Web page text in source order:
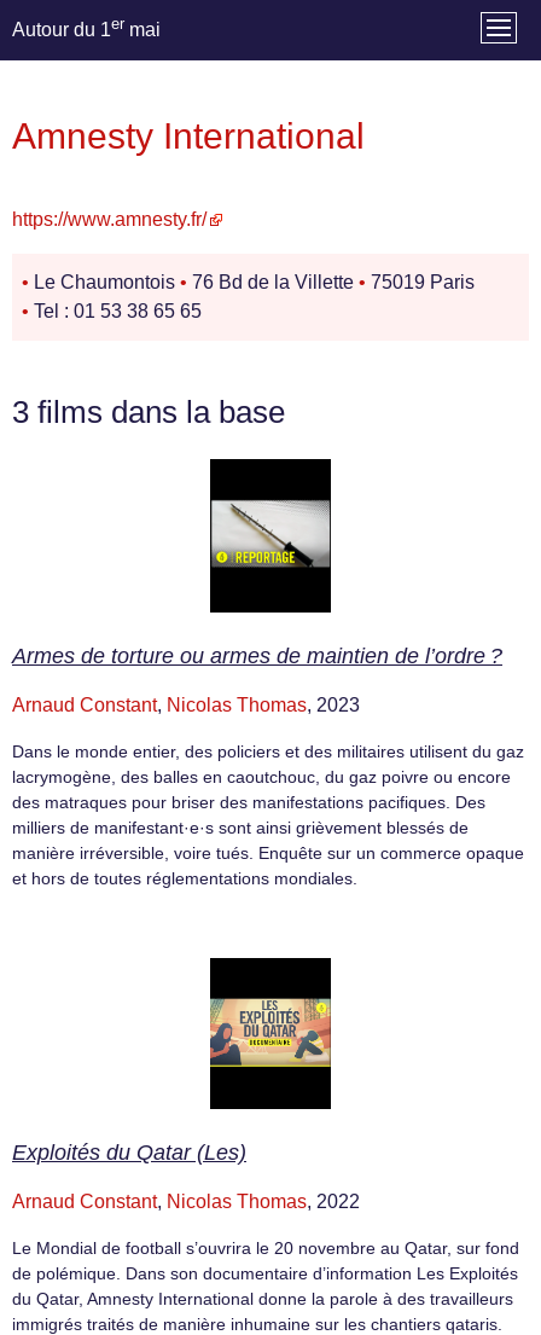
Autour du 1er mai
Amnesty International
https://www.amnesty.fr/
• Le Chaumontois • 76 Bd de la Villette • 75019 Paris
• Tel : 01 53 38 65 65
3 films dans la base
Armes de torture ou armes de maintien de l’ordre ?
Arnaud Constant, Nicolas Thomas, 2023
Dans le monde entier, des policiers et des militaires utilisent du gaz
lacrymogène, des balles en caoutchouc, du gaz poivre ou encore
des matraques pour briser des manifestations pacifiques. Des
milliers de manifestant·e·s sont ainsi grièvement blessés de
manière irréversible, voire tués. Enquête sur un commerce opaque
et hors de toutes réglementations mondiales.
Exploités du Qatar (Les)
Arnaud Constant, Nicolas Thomas, 2022
Le Mondial de football s’ouvrira le 20 novembre au Qatar, sur fond
de polémique. Dans son documentaire d’information Les Exploités
du Qatar, Amnesty International donne la parole à des travailleurs
immigrés traités de manière inhumaine sur les chantiers qataris.